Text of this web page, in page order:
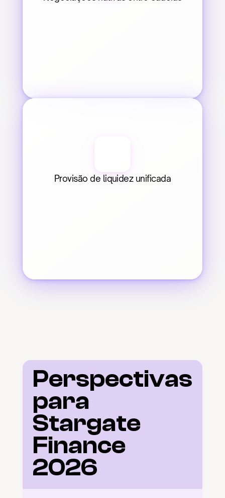
Provisão de liquidez unificada
Perspectivas
para
Stargate
Finance
2026